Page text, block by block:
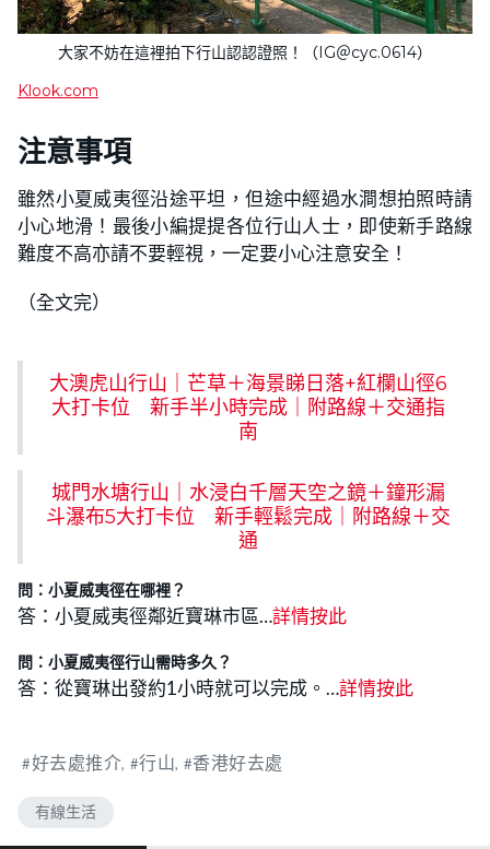
大家不妨在這裡拍下行山認認證照！（IG＠cyc.0614）
Klook.com
注意事項
雖然小夏威夷徑沿途平坦，但途中經過水澗想拍照時請
小心地滑！最後小編提提各位行山人士，即使新手路線
難度不高亦請不要輕視，一定要小心注意安全！
（全文完）
大澳虎山行山｜芒草＋海景睇日落+紅欄山徑6
大打卡位 新手半小時完成｜附路線＋交通指
南
城門水塘行山｜水浸白千層天空之鏡＋鐘形漏
斗瀑布5大打卡位 新手輕鬆完成｜附路線＋交
通
問：小夏威夷徑在哪裡？
答：小夏威夷徑鄰近寶琳市區…詳情按此
問：小夏威夷徑行山需時多久？
答：從寶琳出發約1小時就可以完成。…詳情按此
好去處推介 行山 香港好去處
有線生活